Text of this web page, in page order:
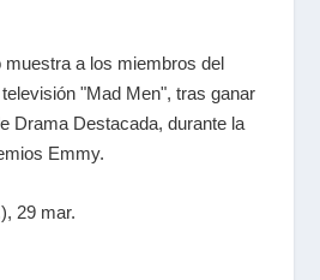
muestra a los miembros del
"Mad Men", tras ganar
Drama Destacada, durante la
Emmy.
29 mar.